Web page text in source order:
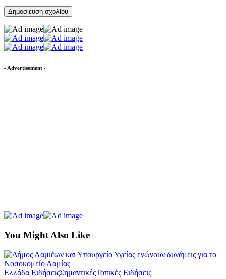
- Advertisement -
You Might Also Like
Ελλάδα ΕιδήσειςΣημαντικέςΤοπικές Ειδήσεις